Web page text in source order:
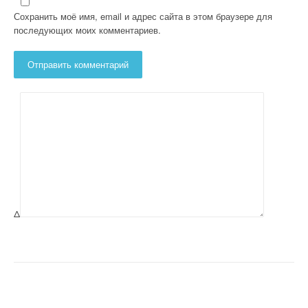
Сохранить моё имя, email и адрес сайта в этом браузере для
последующих моих комментариев.
Δ